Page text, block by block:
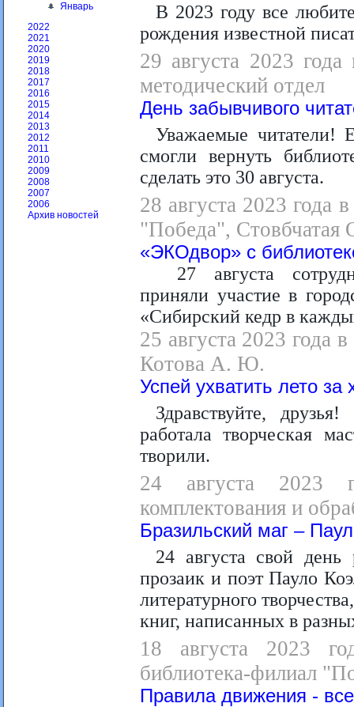
Январь
2022
2021
2020
2019
2018
2017
2016
2015
2014
2013
2012
2011
2010
2009
2008
2007
2006
Архив новостей
В 2023 году все
рождения известной
29 августа 2023
методический отдел
День забывчивого
Уважаемые читатели!
смогли вернуть
сделать это 30 августа.
28 августа 2023 года
"Победа", Стовбчатая
«ЭКОдвор» с
27 августа
приняли участие в
«Сибирский кедр в
25 августа 2023 года
Котова А. Ю.
Успей ухватить лето за
Здравствуйте,
работала творческая
творили.
24 августа 2023
комплектования и
Бразильский маг –
24 августа свой день
прозаик и поэт Пауло
литературного
книг, написанных в
18 августа 2023
библиотека-филиал
Правила движения -